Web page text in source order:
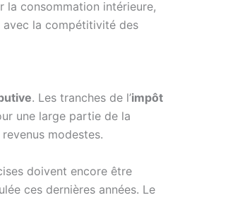
la consommation intérieure,
avec la compétitivité des
. Les tranches de l’impôt
une large partie de la
modestes.
doivent encore être
ces dernières années. Le